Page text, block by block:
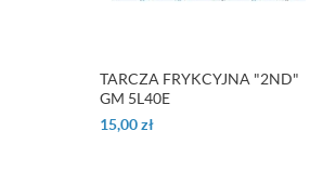
TARCZA FRYKCYJNA "2ND"
GM 5L40E
15,00zł